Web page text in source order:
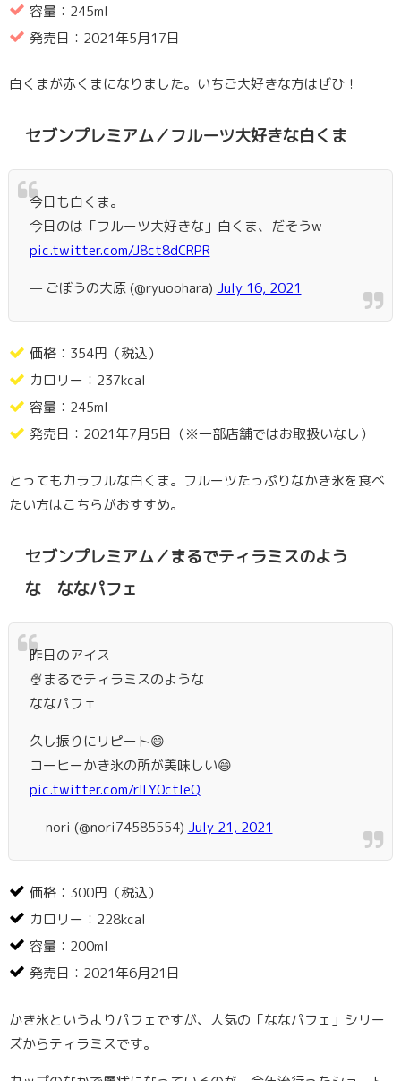
容量：245ml
発売日：2021年5月17日
白くまが赤くまになりました。いちご大好きな方はぜひ！
セブンプレミアム／フルーツ大好きな白くま
今日も白くま。
今日のは「フルーツ大好きな」白くま、だそうw
pic.twitter.com/J8ct8dCRPR
— ごぼうの大原 (@ryuoohara) July 16, 2021
価格：354円（税込）
カロリー：237kcal
容量：245ml
発売日：2021年7月5日（※一部店舗ではお取扱いなし）
とってもカラフルな白くま。フルーツたっぷりなかき氷を食べ
たい方はこちらがおすすめ。
セブンプレミアム／まるでティラミスのよう
な ななパフェ
昨日のアイス
🍨まるでティラミスのような
ななパフェ
久し振りにリピート😄
コーヒーかき氷の所が美味しい😄
pic.twitter.com/rILY0ctleQ
— nori (@nori74585554) July 21, 2021
価格：300円（税込）
カロリー：228kcal
容量：200ml
発売日：2021年6月21日
かき氷というよりパフェですが、人気の「ななパフェ」シリー
ズからティラミスです。